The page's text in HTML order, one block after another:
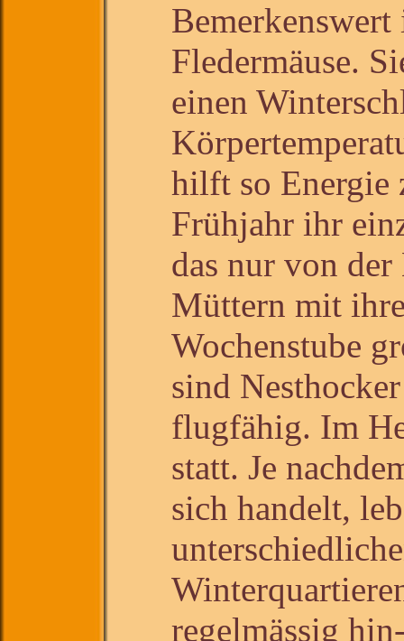
Fledermäuse.
einen
hilft so Energie
Frühjahr ihr
das nur von
Müttern mit
Wochenstube
sind
flugfähig. Im
statt. Je
sich handelt,
regelmässig